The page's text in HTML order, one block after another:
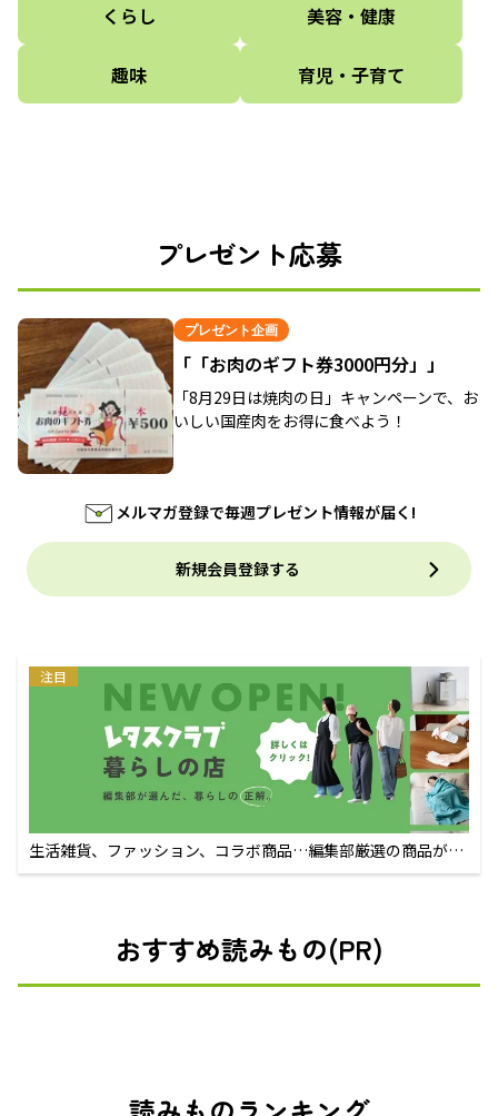
くらし 美容・健康
趣味 育児・子育て
プレゼント応募
プレゼント企画
「「お肉のギフト券3000円分」」
「8月29日は焼肉の日」キャンペーンで、お
いしい国産肉をお得に食べよう！
メルマガ登録で毎週プレゼント情報が届く!
新規会員登録する
注目
生活雑貨、ファッション、コラボ商品…編集部厳選の商品が買
えるECサイト
おすすめ読みもの(PR)